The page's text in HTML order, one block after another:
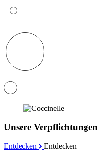
Unsere Verpflichtungen
Entdecken Entdecken